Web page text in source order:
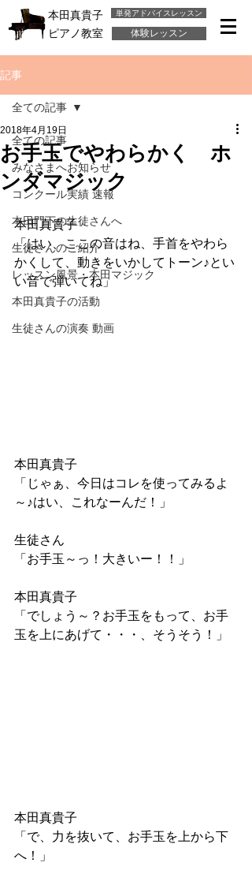
単発アドバイスレッスン
本田真貴子
ピアノ教室
体験レッスン
記事
全ての記事
みなさまへお知らせ
コンクール実績 速報
本田門下の生徒さんへ
生徒さんのご紹介
レッスン風景・本田マジック
本田真貴子の活動
生徒さんの演奏 動画
全ての記事
お手玉でやわらかく ホ
ンダマジック
2018年4月19日
本田真貴子
「はい、ここの音はね、手首をやわら
かくして、動きをいかしてトーン♪とい
い音で弾いてね」
本田真貴子
「じゃぁ、今日はコレを使ってみるよ
～♪はい、これなーんだ！」
生徒さん
「お手玉～っ！大きいー！！」
本田真貴子
「でしょう～？お手玉をもって、お手
玉を上にあげて・・・、そうそう！」
本田真貴子
「で、力を抜いて、お手玉を上から下
へ！」